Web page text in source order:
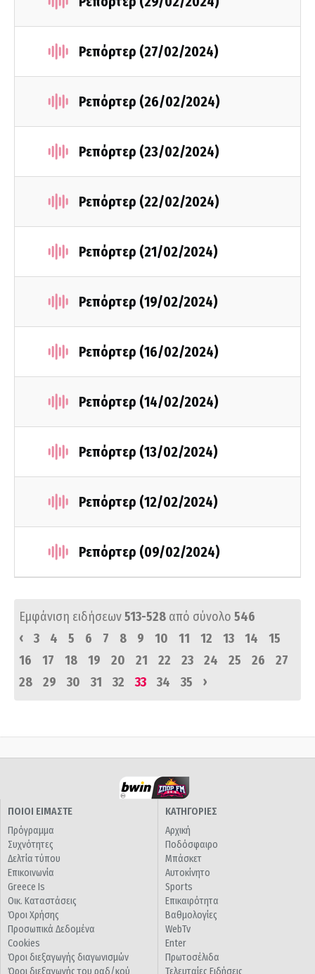
Ρεπόρτερ (27/02/2024)
Ρεπόρτερ (26/02/2024)
Ρεπόρτερ (23/02/2024)
Ρεπόρτερ (22/02/2024)
Ρεπόρτερ (21/02/2024)
Ρεπόρτερ (19/02/2024)
Ρεπόρτερ (16/02/2024)
Ρεπόρτερ (14/02/2024)
Ρεπόρτερ (13/02/2024)
Ρεπόρτερ (12/02/2024)
Ρεπόρτερ (09/02/2024)
Εμφάνιση ειδήσεων513-528 από σύνολο 546
‹
3 4 5 6 7 8 9 10 11 12 13 14
15
16
17 18 19 20 21 22 23 24 25 26
27
28
29 30 31 32 33 34 35 ›
ΠΟΙΟΙ ΕΙΜΑΣΤΕ
Πρόγραμμα
Συχνότητες
Δελτία τύπου
Επικοινωνία
Greece Is
Οικ. Καταστάσεις
Όροι Χρήσης
Προσωπικά Δεδομένα
Cookies
Όροι διεξαγωγής διαγωνισμών
Όροι διεξαγωγής του ραδ/κού
ΚΑΤΗΓΟΡΙΕΣ
Αρχική
Ποδόσφαιρο
Μπάσκετ
Αυτοκίνητο
Sports
Επικαιρότητα
Βαθμολογίες
WebTv
Enter
Πρωτοσέλιδα
Τελευταίες Ειδήσεις